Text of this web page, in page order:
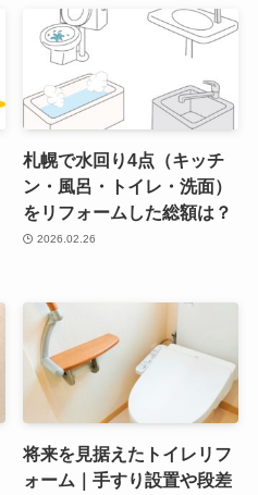
札幌で水回り4点（キッチ
ン・風呂・トイレ・洗面）
をリフォームした総額は？
2026.02.26
将来を見据えたトイレリフ
ォーム｜手すり設置や段差